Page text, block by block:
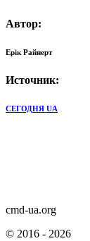
Автор:
Ерік Райнерт
Источник:
СЕГОДНЯ UA
cmd-ua.org
© 2016 - 2026